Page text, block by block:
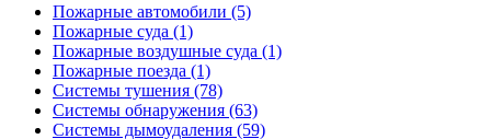
Пожарные автомобили (5)
Пожарные суда (1)
Пожарные воздушные суда (1)
Пожарные поезда (1)
Системы тушения (78)
Системы обнаружения (63)
Системы дымоудаления (59)